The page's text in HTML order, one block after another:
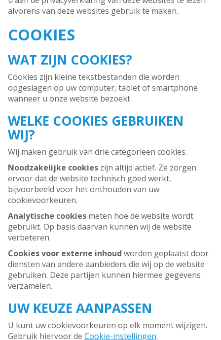
alvorens van deze websites gebruik te maken.
COOKIES
WAT ZIJN COOKIES?
Cookies zijn kleine tekstbestanden die worden
opgeslagen op uw computer, tablet of smartphone
wanneer u onze website bezoekt.
WELKE COOKIES GEBRUIKEN
WIJ?
Wij maken gebruik van drie categorieën cookies.
Noodzakelijke cookies zijn altijd actief. Ze zorgen
ervoor dat de website technisch goed werkt,
bijvoorbeeld voor het onthouden van uw
cookievoorkeuren.
Analytische cookies meten hoe de website wordt
gebruikt. Op basis daarvan kunnen wij de website
verbeteren.
Cookies voor externe inhoud worden geplaatst door
diensten van andere aanbieders die wij op de website
gebruiken. Deze partijen kunnen hiermee gegevens
verzamelen.
UW KEUZE AANPASSEN
U kunt uw cookievoorkeuren op elk moment wijzigen.
Gebruik hiervoor de Cookie-instellingen.